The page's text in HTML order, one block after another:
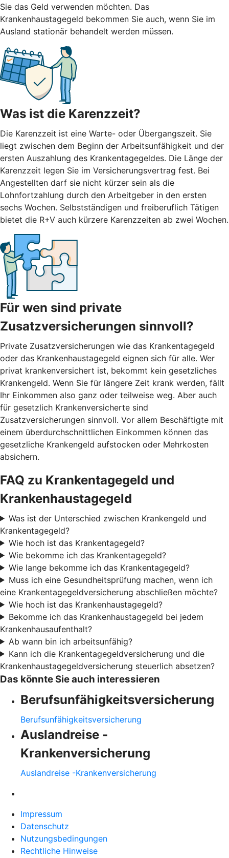
Sie das Geld verwenden möchten. Das
Krankenhaustagegeld bekommen Sie auch, wenn Sie im
Ausland stationär behandelt werden müssen.
Was ist die Karenzzeit?
Die Karenzzeit ist eine Warte- oder Übergangszeit. Sie
liegt zwischen dem Beginn der Arbeitsunfähigkeit und der
ersten Auszahlung des Krankentagegeldes. Die Länge der
Karenzzeit legen Sie im Versicherungsvertrag fest. Bei
Angestellten darf sie nicht kürzer sein als die
Lohnfortzahlung durch den Arbeitgeber in den ersten
sechs Wochen. Selbstständigen und freiberuflich Tätigen
bietet die R+V auch kürzere Karenzzeiten ab zwei Wochen.
Für wen sind private
Zusatzversicherungen sinnvoll?
Private Zusatzversicherungen wie das Krankentagegeld
oder das Krankenhaustagegeld eignen sich für alle. Wer
privat krankenversichert ist, bekommt kein gesetzliches
Krankengeld. Wenn Sie für längere Zeit krank werden, fällt
Ihr Einkommen also ganz oder teilweise weg. Aber auch
für gesetzlich Krankenversicherte sind
Zusatzversicherungen sinnvoll. Vor allem Beschäftigte mit
einem überdurchschnittlichen Einkommen können das
gesetzliche Krankengeld aufstocken oder Mehrkosten
absichern.
FAQ zu Krankentagegeld und
Krankenhaustagegeld
Was ist der Unterschied zwischen Krankengeld und
Krankentagegeld?
Wie hoch ist das Krankentagegeld?
Wie bekomme ich das Krankentagegeld?
Wie lange bekomme ich das Krankentagegeld?
Muss ich eine Gesundheitsprüfung machen, wenn ich
eine Krankentagegeldversicherung abschließen möchte?
Wie hoch ist das Krankenhaustagegeld?
Bekomme ich das Krankenhaustagegeld bei jedem
Krankenhausaufenthalt?
Ab wann bin ich arbeitsunfähig?
Kann ich die Krankentagegeldversicherung und die
Krankenhaustagegeldversicherung steuerlich absetzen?
Das könnte Sie auch interessieren
Berufsunfähigkeitsversicherung
Berufsunfähigkeitsversicherung
Auslandreise -
Krankenversicherung
Auslandreise -Krankenversicherung
Impressum
Datenschutz
Nutzungsbedingungen
Rechtliche Hinweise